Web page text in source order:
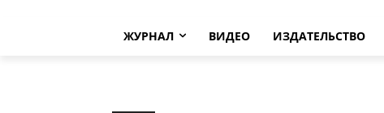
ЖУРНАЛ ВИДЕО ИЗДАТЕЛЬСТВО